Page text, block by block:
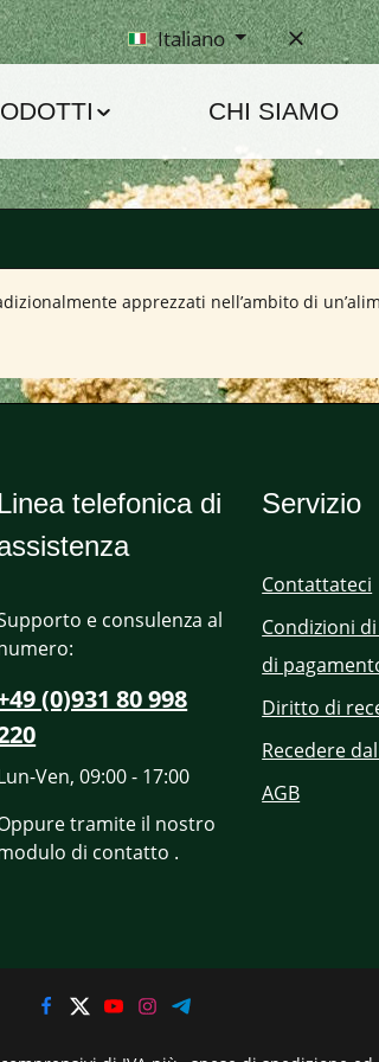
Italiano
CHI SIAMO
apprezzati nell’ambito di
Linea telefonica di
e consulenza al
(0)931 80 998
Ven, 09:00 - 17:00
tramite il nostro
di contatto .
Servizio
Contattateci
Condizioni
di
Diritto di
Recedere
AGB